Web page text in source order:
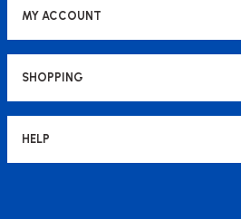
MY ACCOUNT
SHOPPING
HELP